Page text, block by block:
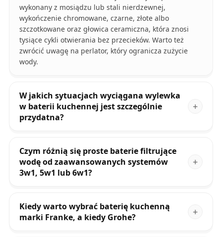
wykonany z mosiądzu lub stali nierdzewnej,
wykończenie chromowane, czarne, złote albo
szczotkowane oraz głowica ceramiczna, która znosi
tysiące cykli otwierania bez przecieków. Warto też
zwrócić uwagę na perlator, który ogranicza zużycie
wody.
W jakich sytuacjach wyciągana wylewka
w baterii kuchennej jest szczególnie
przydatna?
Czym różnią się proste baterie filtrujące
wodę od zaawansowanych systemów
3w1, 5w1 lub 6w1?
Kiedy warto wybrać baterię kuchenną
marki Franke, a kiedy Grohe?